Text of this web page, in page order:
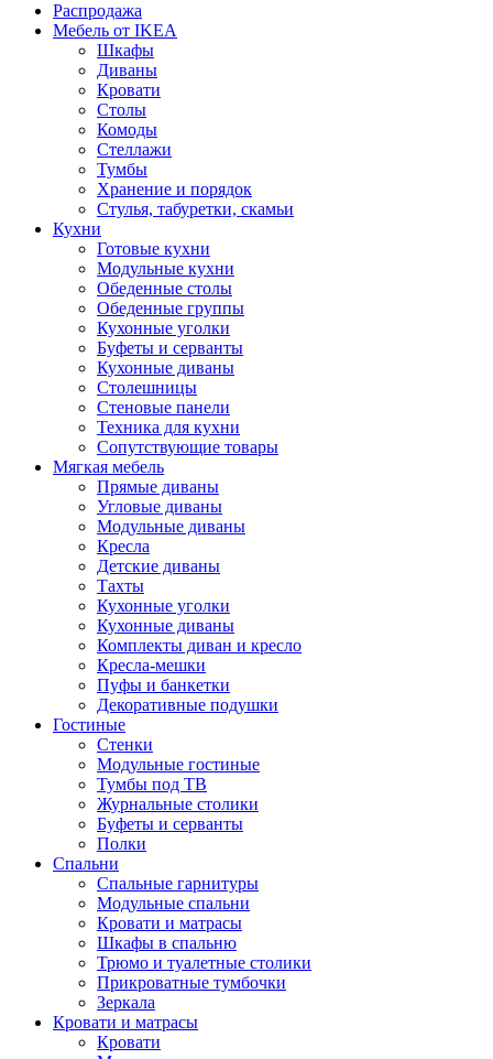
Распродажа
Мебель от IKEA
Шкафы
Диваны
Кровати
Столы
Комоды
Стеллажи
Тумбы
Хранение и порядок
Стулья, табуретки, скамьи
Кухни
Готовые кухни
Модульные кухни
Обеденные столы
Обеденные группы
Кухонные уголки
Буфеты и серванты
Кухонные диваны
Столешницы
Стеновые панели
Техника для кухни
Сопутствующие товары
Мягкая мебель
Прямые диваны
Угловые диваны
Модульные диваны
Кресла
Детские диваны
Тахты
Кухонные уголки
Кухонные диваны
Комплекты диван и кресло
Кресла-мешки
Пуфы и банкетки
Декоративные подушки
Гостиные
Стенки
Модульные гостиные
Тумбы под ТВ
Журнальные столики
Буфеты и серванты
Полки
Спальни
Спальные гарнитуры
Модульные спальни
Кровати и матрасы
Шкафы в спальню
Трюмо и туалетные столики
Прикроватные тумбочки
Зеркала
Кровати и матрасы
Кровати